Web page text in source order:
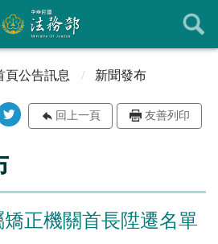
頁公告訊息 新聞發布
回上一頁 友善列印
正機關首長陞遷名單